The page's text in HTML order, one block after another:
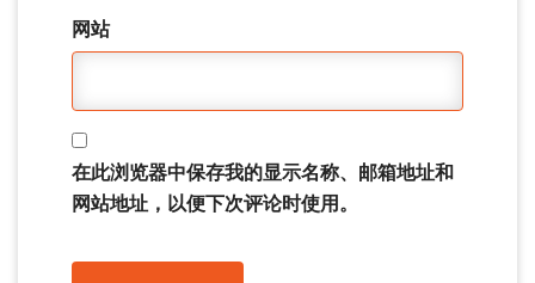
网站
在此浏览器中保存我的显示名称、邮箱地址和
网站地址，以便下次评论时使用。